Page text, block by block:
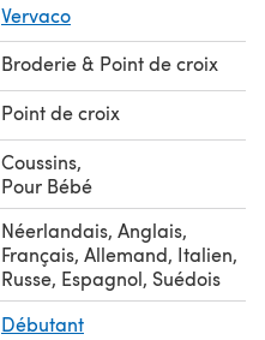
Vervaco
Broderie & Point de croix
Point de croix
Coussins,
Pour Bébé
Néerlandais, Anglais,
Français, Allemand, Italien,
Russe, Espagnol, Suédois
Débutant